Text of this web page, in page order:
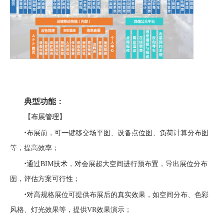
典型功能：
【布展管理】
·布展前，可一键移交场平图、设备点位图、负荷计算分布图
等，提高效率；
·通过BIM技术，对会展超大空间进行预布置，导出展位分布
图，评估方案可行性；
·对高规格展位可提供布展后的真实效果，如空间分布、色彩
风格、灯光效果等，提供VR效果演示；